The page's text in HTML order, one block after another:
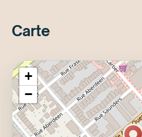
Grand Hall du pavillon
Membre : 7 $ | Régulier :
8 poupons et 8 adultes.
adultes avec un poupon
en poussette ou dans un
Carte
+
−